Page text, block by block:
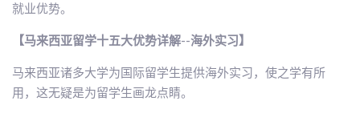
就业优势。
【马来西亚留学十五大优势详解--海外实习】
马来西亚诸多大学为国际留学生提供海外实习，使之学有所
用，这无疑是为留学生画龙点睛。